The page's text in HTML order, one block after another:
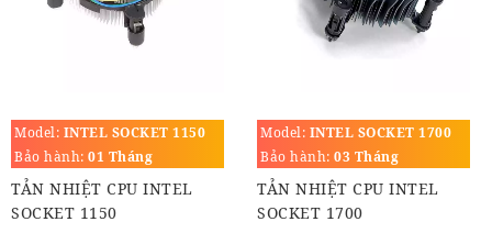
Model: INTEL SOCKET 1150
Bảo hành: 01 Tháng
TẢN NHIỆT CPU INTEL
SOCKET 1150
Model: INTEL SOCKET 1700
Bảo hành: 03 Tháng
TẢN NHIỆT CPU INTEL
SOCKET 1700